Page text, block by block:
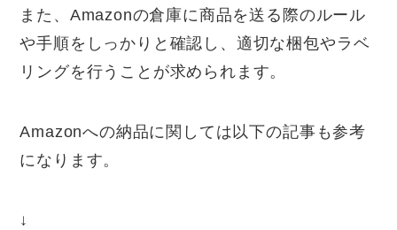
また、Amazonの倉庫に商品を送る際のルール
や手順をしっかりと確認し、適切な梱包やラベ
リングを行うことが求められます。
Amazonへの納品に関しては以下の記事も参考
になります。
↓